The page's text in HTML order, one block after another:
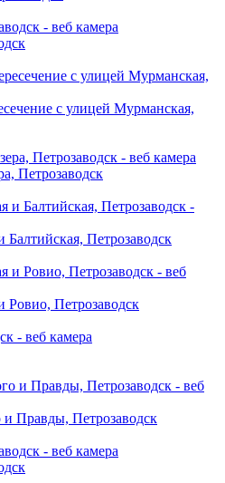
с улицей Мурманская,
Петрозаводск
Петрозаводск
Ровио, Петрозаводск
и Правды, Петрозаводск